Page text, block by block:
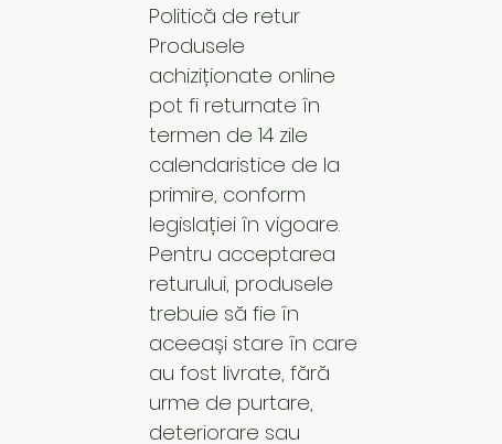
Politică de retur
Produsele
achiziționate online
pot fi returnate în
termen de 14 zile
calendaristice de la
primire, conform
legislației în vigoare.
Pentru acceptarea
returului, produsele
trebuie să fie în
aceeași stare în care
au fost livrate, fără
urme de purtare,
deteriorare sau